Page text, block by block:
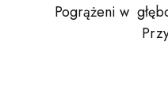
Pogrążeni w